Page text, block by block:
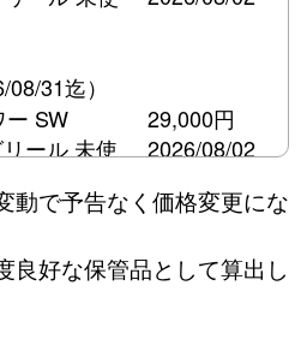
08/31迄）
ー SW
ール 未使
31迄）
29,000円
2026/08/02
SW
ール 未使用
21,000円
動で予告なく価格変更にな
良好な保管品として算出し